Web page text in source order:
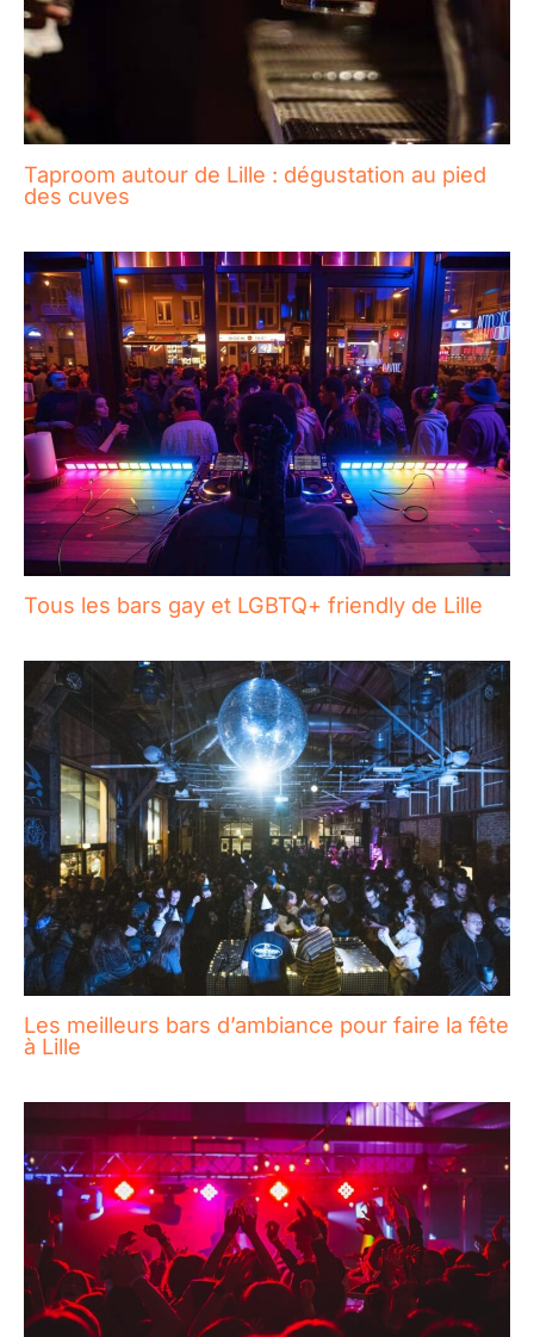
Taproom autour de Lille : dégustation au pied
des cuves
Tous les bars gay et LGBTQ+ friendly de Lille
Les meilleurs bars d’ambiance pour faire la fête
à Lille